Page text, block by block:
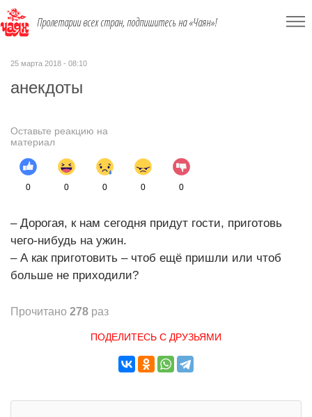
Пролетарии всех стран, подпишитесь на «Чаян»!
25 марта 2018 - 08:10
анекдоты
Оставьте реакцию на
материал
0 0 0 0 0
– Дорогая, к нам сегодня придут гости, приготовь
чего-нибудь на ужин.
– А как приготовить – чтоб ещё пришли или чтоб
больше не приходили?
Прочитано 278 раз
ПОДЕЛИТЕСЬ С ДРУЗЬЯМИ